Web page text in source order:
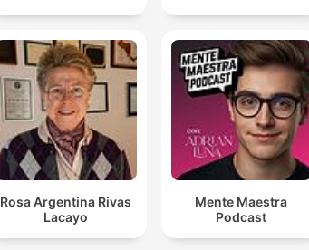
Rosa Argentina Rivas
Lacayo
Mente Maestra
Podcast